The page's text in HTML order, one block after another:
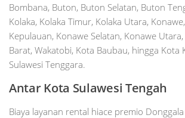
Bombana, Buton, Buton Selatan, Buton
Kolaka, Kolaka Timur, Kolaka Utara,
Kepulauan, Konawe Selatan, Konawe
Barat, Wakatobi, Kota Baubau, hingga Kota
Sulawesi Tenggara.
Antar Kota Sulawesi Tengah
Biaya layanan rental hiace premio